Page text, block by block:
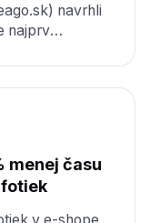
navrhli
najprv
menej času
v e-shope